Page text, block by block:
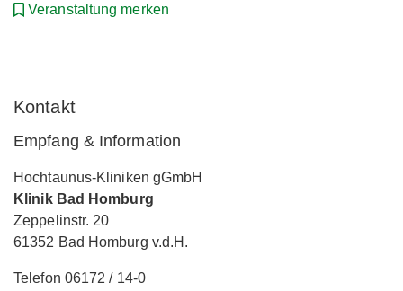
Veranstaltung merken
Kontakt
Empfang & Information
Hochtaunus-Kliniken gGmbH
Klinik Bad Homburg
Zeppelinstr. 20
61352 Bad Homburg v.d.H.
Telefon 06172 / 14-0